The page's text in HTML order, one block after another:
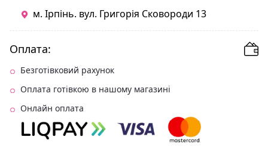
м. Ірпінь. вул. Григорія Сковороди 13
Оплата:
Безготівковий рахунок
Оплата готівкою в нашому магазині
Онлайн оплата